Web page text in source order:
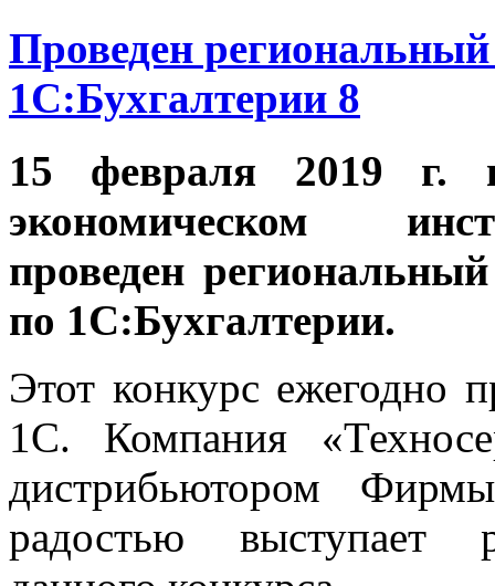
Проведен
1С:Бухгалтерии 8
15 февраля 2019 г.
экономическом
проведен
по 1С:Бухгалтерии.
Этот конкурс ежегодно
1С. Компания
дистрибьютором
радостью выступает